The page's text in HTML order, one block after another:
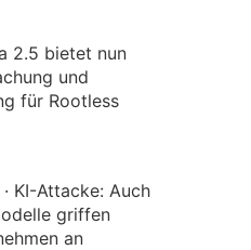
2.5 bietet nun
und
für Rootless
KI-Attacke: Auch
griffen
an